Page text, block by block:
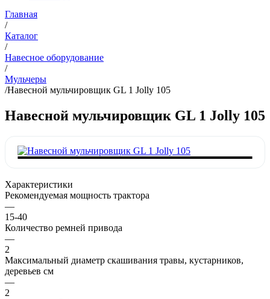
Главная
/
Каталог
/
Навесное оборудование
/
Мульчеры
/Навесной мульчировщик GL 1 Jolly 105
Навесной мульчировщик GL 1 Jolly 105
Характеристики
Рекомендуемая мощность трактора
—
15-40
Количество ремней привода
—
2
Максимальный диаметр скашивания травы, кустарников,
деревьев см
—
2